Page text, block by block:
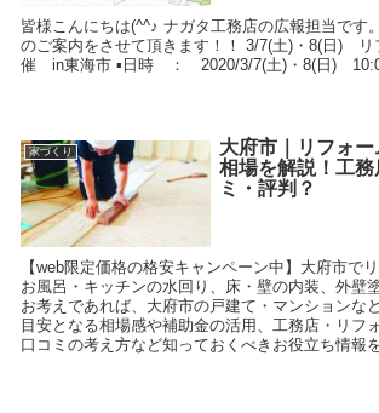
皆様こんにちは(^^♪ ナガタ工務店の広報担当です
のご案内をさせて頂きます！！ 3/7(土)・8(日) リ
催 in東海市 ▪日時 ： 2020/3/7(土)・8(日)
家づくり
大府市｜リフォ
相場を解説！工
ミ・評判？
【web限定価格の格安キャンペーン中】大府市で
お風呂・キッチンの水回り、床・壁の内装、外壁
お考えであれば、大府市の戸建て・マンションな
目安となる相場感や補助金の活用、工務店・リフ
口コミの考え方など知っておくべきお役立ち情報